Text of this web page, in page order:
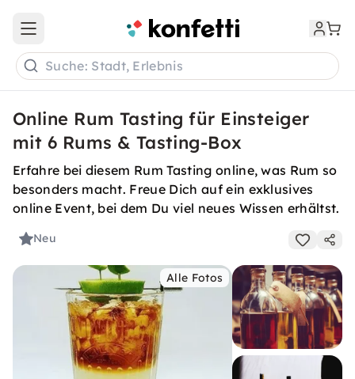
Open main menu
Suche: Stadt, Erlebnis
Online Rum Tasting für Einsteiger
mit 6 Rums & Tasting-Box
Erfahre bei diesem Rum Tasting online, was Rum so
besonders macht. Freue Dich auf ein exklusives
online Event, bei dem Du viel neues Wissen erhältst.
Neu
Alle Fotos